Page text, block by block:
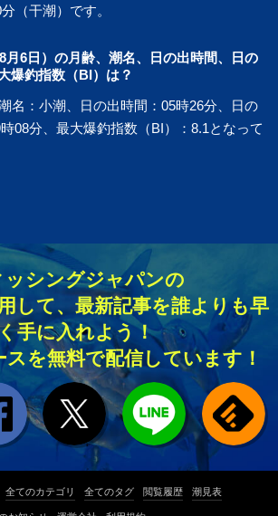
（干潮）です。
月6日）の月齢、潮名、日の出時間、日の
爆釣指数（BI）は？
名：小潮、日の出時間：05時26分、日の
08分、最大爆釣指数（BI）：8.1となって
ッシングジャパンの
して、最新記事を誰よりも早
手に入れよう！
を無料で配信しています！
全てのカテゴリ 全てのタグ 閲覧履歴 潮見表